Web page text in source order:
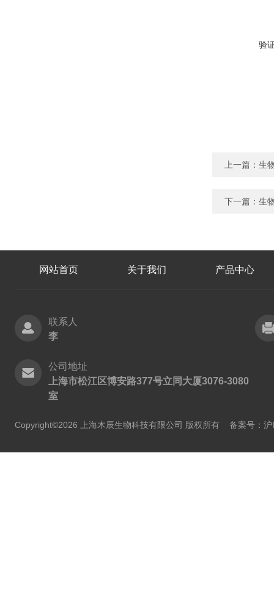
验
上一篇： 生
下一篇： 生
网站首页 关于我们 产品中心
联系人
李
公司地址
上海市松江区博安路377号立同大厦3076-3080
室
Copyright©2026 上海木辰生物科技有限公司 版权所有 备案号：